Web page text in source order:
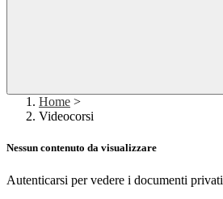
Home >
Videocorsi
Nessun contenuto da visualizzare
Autenticarsi per vedere i documenti privati